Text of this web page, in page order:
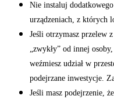
Nie instaluj
urządzeniach, z których
Jeśli otrzymasz przelew
„zwykły” od innej
weźmiesz udział w
podejrzane inwestycje.
Jeśli masz podejrzenie,